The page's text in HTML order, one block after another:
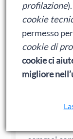
sia per i
E’ ovvio
italia, lo fa.
riesce.
La massa
quanto
Però:
persone,
profilazione
cookie
permesso
cookie di
cookie ci
migliore